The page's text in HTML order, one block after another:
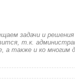
задачи и
т.к.
также и ко многим